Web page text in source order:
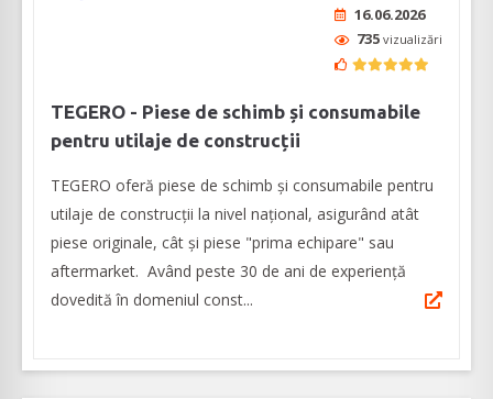
16.06.2026
735 vizualizări
TEGERO - Piese de schimb și consumabile
pentru utilaje de construcții
TEGERO oferă piese de schimb și consumabile pentru
utilaje de construcții la nivel național, asigurând atât
piese originale, cât și piese "prima echipare" sau
aftermarket. Având peste 30 de ani de experiență
dovedită în domeniul const...